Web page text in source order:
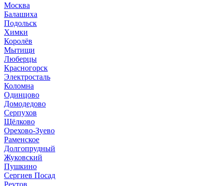
Москва
Балашиха
Подольск
Химки
Королёв
Мытищи
Люберцы
Красногорск
Электросталь
Коломна
Одинцово
Домодедово
Серпухов
Щёлково
Орехово-Зуево
Раменское
Долгопрудный
Жуковский
Пушкино
Сергиев Посад
Реутов